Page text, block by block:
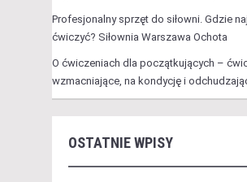
Profesjonalny sprzęt do siłowni. Gdzie
ćwiczyć? Siłownia Warszawa Ochota
O ćwiczeniach dla początkujących –
wzmacniające, na kondycję i
OSTATNIE WPISY